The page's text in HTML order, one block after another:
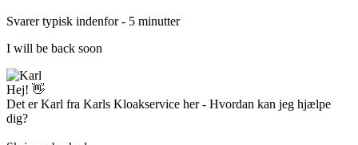
Svarer typisk indenfor - 5 minutter
I will be back soon
Hej! 👋
Det er Karl fra Karls Kloakservice her - Hvordan kan jeg hjælpe
dig?